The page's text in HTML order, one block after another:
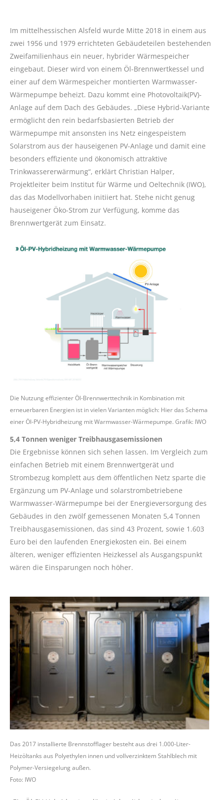
Im mittelhessischen Alsfeld wurde Mitte 2018 in einem aus
zwei 1956 und 1979 errichteten Gebäudeteilen bestehenden
Zweifamilienhaus ein neuer, hybrider Wärmespeicher
eingebaut. Dieser wird von einem Öl-Brennwertkessel und
einer auf dem Wärmespeicher montierten Warmwasser-
Wärmepumpe beheizt. Dazu kommt eine Photovoltaik(PV)-
Anlage auf dem Dach des Gebäudes. „Diese Hybrid-Variante
ermöglicht den rein bedarfsbasierten Betrieb der
Wärmepumpe mit ansonsten ins Netz eingespeistem
Solarstrom aus der hauseigenen PV-Anlage und damit eine
besonders effiziente und ökonomisch attraktive
Trinkwassererwärmung“, erklärt Christian Halper,
Projektleiter beim Institut für Wärme und Oeltechnik (IWO),
das das Modellvorhaben initiiert hat. Stehe nicht genug
hauseigener Öko-Strom zur Verfügung, komme das
Brennwertgerät zum Einsatz.
Die Nutzung effizienter Öl-Brennwerttechnik in Kombination mit
erneuerbaren Energien ist in vielen Varianten möglich: Hier das Schema
einer Öl-PV-Hybridheizung mit Warmwasser-Wärmepumpe. Grafik: IWO
5,4 Tonnen weniger Treibhausgasemissionen
Die Ergebnisse können sich sehen lassen. Im Vergleich zum
einfachen Betrieb mit einem Brennwertgerät und
Strombezug komplett aus dem öffentlichen Netz sparte die
Ergänzung um PV-Anlage und solarstrombetriebene
Warmwasser-Wärmepumpe bei der Energieversorgung des
Gebäudes in den zwölf gemessenen Monaten 5,4 Tonnen
Treibhausgasemissionen, das sind 43 Prozent, sowie 1.603
Euro bei den laufenden Energiekosten ein. Bei einem
älteren, weniger effizienten Heizkessel als Ausgangspunkt
wären die Einsparungen noch höher.
Das 2017 installierte Brennstofflager besteht aus drei 1.000-Liter-
Heizöltanks aus Polyethylen innen und vollverzinktem Stahlblech mit
Polymer-Versiegelung außen.
Foto: IWO